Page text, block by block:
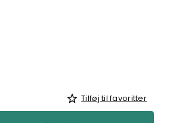
Tilføj til favoritter